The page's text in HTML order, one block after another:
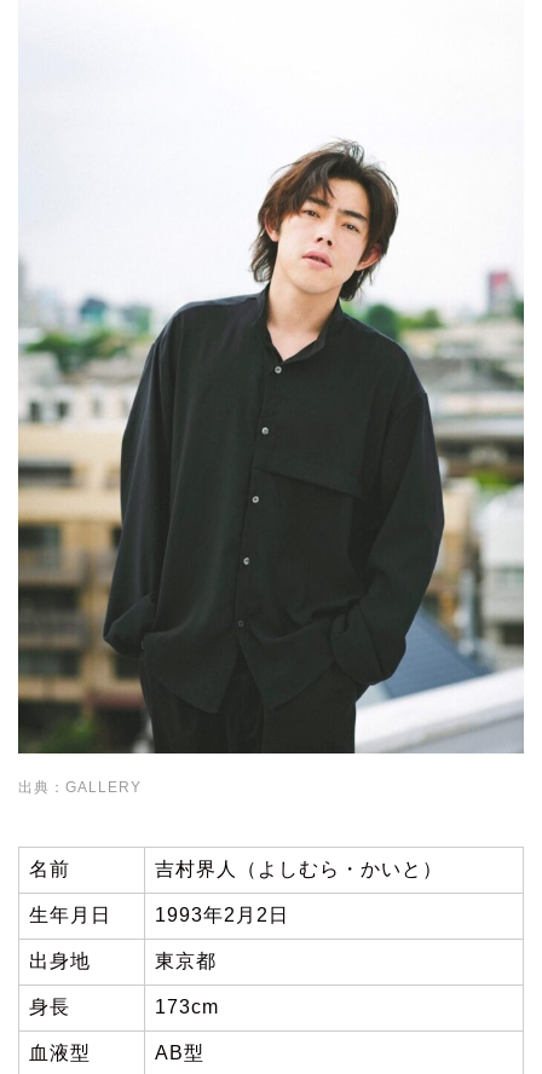
出典：GALLERY
名前 吉村界人（よしむら・かいと）
生年月日 1993年2月2日
出身地 東京都
身長 173cm
血液型 AB型